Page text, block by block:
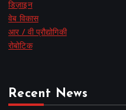
डिज़ाइन
वेब विकास
आर / वी प्रौद्योगिकी
रोबोटिक
Recent News